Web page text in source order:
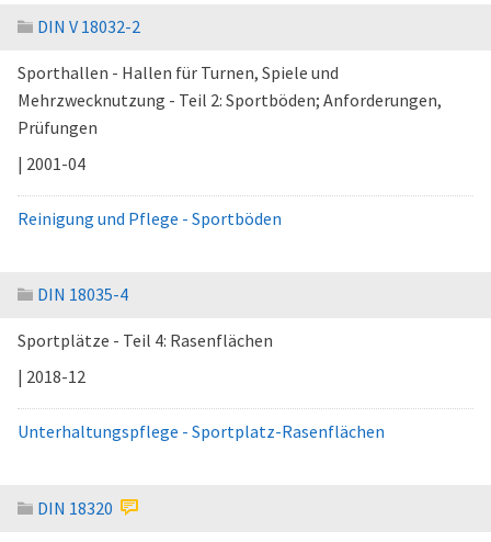
DIN V 18032-2
Sporthallen - Hallen für Turnen, Spiele und
Mehrzwecknutzung - Teil 2: Sportböden; Anforderungen,
Prüfungen
| 2001-04
Reinigung und Pflege - Sportböden
DIN 18035-4
Sportplätze - Teil 4: Rasenflächen
| 2018-12
Unterhaltungspflege - Sportplatz-Rasenflächen
DIN 18320